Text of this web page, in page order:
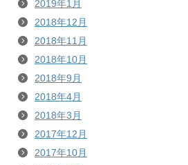
2019年1月
2018年12月
2018年11月
2018年10月
2018年9月
2018年4月
2018年3月
2017年12月
2017年10月